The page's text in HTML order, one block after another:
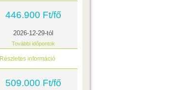
446.900 Ft/fő
2026-12-29-tól
További időpontok
Részletes információ
509.000 Ft/fő